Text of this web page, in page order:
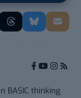
BASIC thinking